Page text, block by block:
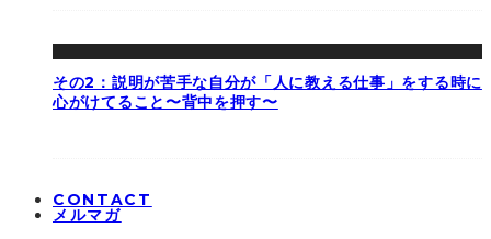
その2：説明が苦手な自分が「人に教える仕事」をする時に
心がけてること〜背中を押す〜
CONTACT
メルマガ